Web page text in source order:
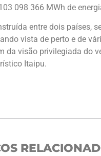
098 366 MWh de
entre dois países,
vista de perto e de
da visão privilegiada do
Itaipu.